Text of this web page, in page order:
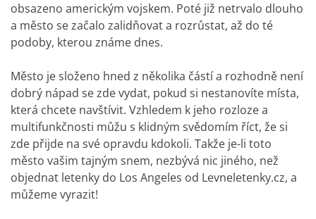
obsazeno americkým vojskem. Poté již netrvalo dlouho
a město se začalo zalidňovat a rozrůstat, až do té
podoby, kterou známe dnes.
Město je složeno hned z několika částí a rozhodně není
dobrý nápad se zde vydat, pokud si nestanovíte místa,
která chcete navštívit. Vzhledem k jeho rozloze a
multifunkčnosti můžu s klidným svědomím říct, že si
zde přijde na své opravdu kdokoli. Takže je-li toto
město vašim tajným snem, nezbývá nic jiného, než
objednat letenky do Los Angeles od Levneletenky.cz, a
můžeme vyrazit!